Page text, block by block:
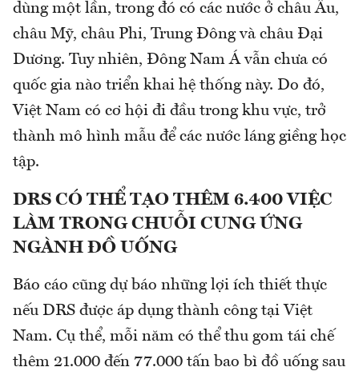
dùng một lần, trong đó có các nước ở châu Âu,
châu Mỹ, châu Phi, Trung Đông và châu Đại
Dương. Tuy nhiên, Đông Nam Á vẫn chưa có
quốc gia nào triển khai hệ thống này. Do đó,
Việt Nam có cơ hội đi đầu trong khu vực, trở
thành mô hình mẫu để các nước láng giềng học
tập.
DRS CÓ THỂ TẠO THÊM 6.400 VIỆC
LÀM TRONG CHUỖI CUNG ỨNG
NGÀNH ĐỒ UỐNG
Báo cáo cũng dự báo những lợi ích thiết thực
nếu DRS được áp dụng thành công tại Việt
Nam. Cụ thể, mỗi năm có thể thu gom tái chế
thêm 21.000 đến 77.000 tấn bao bì đồ uống sau